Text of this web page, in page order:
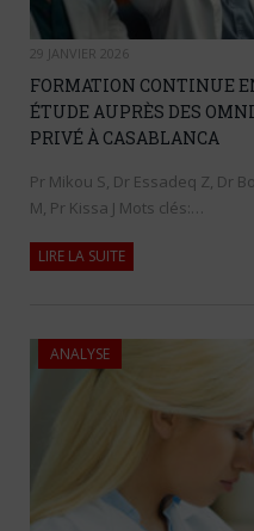
29 JANVIER 2026
FORMATION CONTINUE
ÉTUDE AUPRÈS DES
PRIVÉ À CASABLANCA
Pr Mikou S, Dr Essadeq Z, Dr
M, Pr Kissa J Mots clés:…
LIRE LA SUITE
ANALYSE